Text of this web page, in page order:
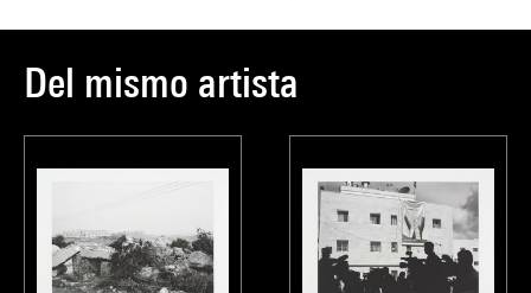
Del mismo artista